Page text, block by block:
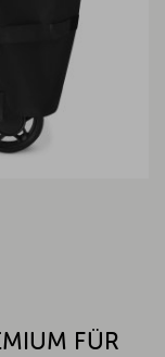
FÜR